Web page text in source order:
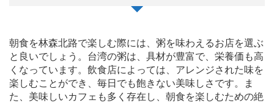
朝食を林森北路で楽しむ際には、粥を味わえるお店を選ぶ
と良いでしょう。台湾の粥は、具材が豊富で、栄養価も高
くなっています。飲食店によっては、アレンジされた味を
楽しむことができ、毎日でも飽きない美味しさです。ま
た、美味しいカフェも多く存在し、朝食を楽しむための絶